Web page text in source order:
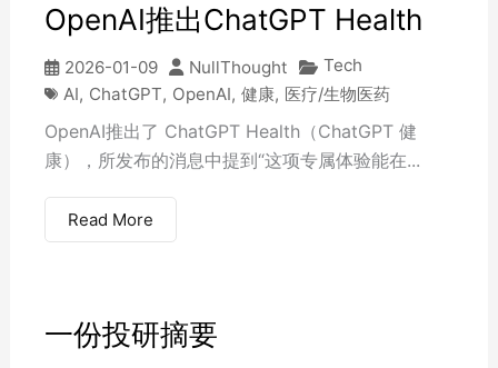
OpenAI推出ChatGPT Health
2026-01-09 NullThought
Tech
AI, ChatGPT, OpenAI, 健康, 医疗/生物医药
OpenAI推出了 ChatGPT Health（ChatGPT 健
康），所发布的消息中提到“这项专属体验能在...
Read More
一份投研摘要